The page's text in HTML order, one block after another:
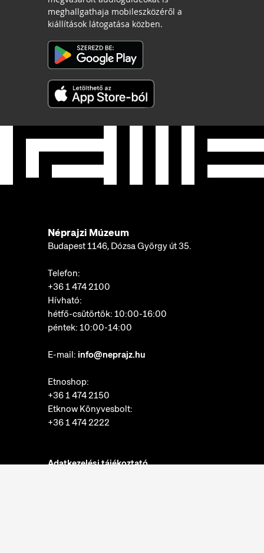
meghallgathaja mobileszközéről a
kiállítások látogatása közben.
Néprajzi Múzeum
Budapest 1146, Dózsa György út 35.
Telefon:
+36 1 474 2100
Hívható:
hétfő-csütörtök: 10:00-16:00
péntek: 10:00-14:00
E-mail: info@neprajz.hu
Etnoshop:
+36 1 474 2150
Etknow Könyvesbolt:
+36 1 474 2222
Adatkezelési tájékoztató